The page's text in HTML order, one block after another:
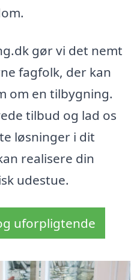
gør vi det nemt
fagfolk, der kan
om en tilbygning.
tilbud og lad os
løsninger i dit
realisere din
udestue.
uforpligtende